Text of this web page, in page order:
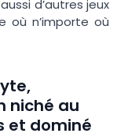
d’autres jeux
où n’importe où
niché au
et dominé